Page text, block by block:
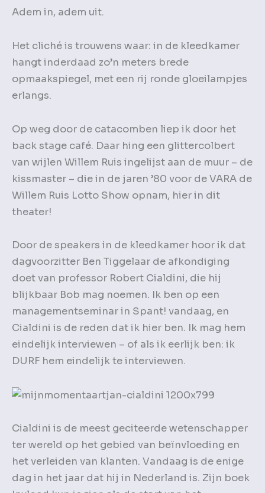
Adem in, adem uit.
Het cliché is trouwens waar: in de kleedkamer
hangt inderdaad zo’n meters brede
opmaakspiegel, met een rij ronde gloeilampjes
erlangs.
Op weg door de catacomben liep ik door het
back stage café. Daar hing een glittercolbert
van wijlen Willem Ruis ingelijst aan de muur – de
kissmaster – die in de jaren ’80 voor de VARA de
Willem Ruis Lotto Show opnam, hier in dit
theater!
Door de speakers in de kleedkamer hoor ik dat
dagvoorzitter Ben Tiggelaar de afkondiging
doet van professor Robert Cialdini, die hij
blijkbaar Bob mag noemen. Ik ben op een
managementseminar in Spant! vandaag, en
Cialdini is de reden dat ik hier ben. Ik mag hem
eindelijk interviewen – of als ik eerlijk ben: ik
DURF hem eindelijk te interviewen.
Cialdini is de meest geciteerde wetenschapper
ter wereld op het gebied van beïnvloeding en
het verleiden van klanten. Vandaag is de enige
dag in het jaar dat hij in Nederland is. Zijn boek